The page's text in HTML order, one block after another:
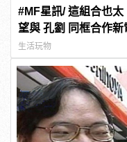
#MF星訊/ 這組合也
望與 孔劉 同框合作新
生活玩物